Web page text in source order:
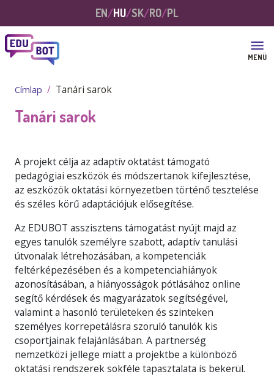
MENÜ
EN HU SK RO PL
Címlap Tanári sarok
Tanári sarok
A projekt célja az adaptív oktatást támogató
pedagógiai eszközök és módszertanok kifejlesztése,
az eszközök oktatási környezetben történő tesztelése
és széles körű adaptációjuk elősegítése.
Az EDUBOT asszisztens támogatást nyújt majd az
egyes tanulók személyre szabott, adaptív tanulási
útvonalak létrehozásában, a kompetenciák
feltérképezésében és a kompetenciahiányok
azonosításában, a hiányosságok pótlásához online
segítő kérdések és magyarázatok segítségével,
valamint a hasonló területeken és szinteken
személyes korrepetálásra szoruló tanulók kis
csoportjainak felajánlásában. A partnerség
nemzetközi jellege miatt a projektbe a különböző
oktatási rendszerek sokféle tapasztalata is bekerül.